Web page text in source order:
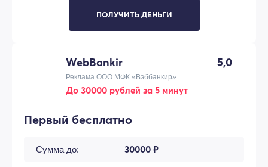
ПОЛУЧИТЬ ДЕНЬГИ
WebBankir 5,0
Реклама ООО МФК «Вэббанкир»
До 30000 рублей за 5 минут
Первый бесплатно
Сумма до: 30000 ₽